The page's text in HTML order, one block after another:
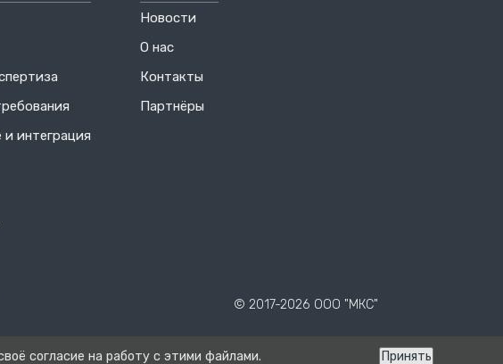
интеграция
Новости
О нас
Контакты
Партнёры
© 2017-2026 ООО "МКС"
согласие на работу с этими файлами. Принять